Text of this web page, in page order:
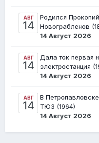
АВГ
14
Родился
Новограбленов
14 Август 2026
АВГ
14
Дала ток первая
электростанция
14 Август 2026
АВГ
14
В
ТЮЗ (1964)
14 Август 2026